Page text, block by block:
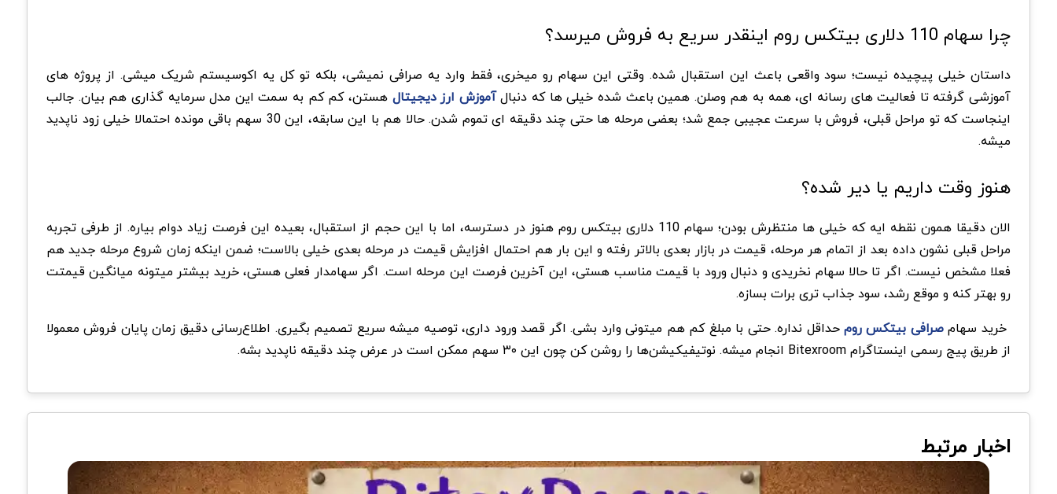
چرا سهام 110 دلاری بیتکس روم اینقدر سریع به فروش میرسد؟
داستان خیلی پیچیده نیست؛ سود واقعی باعث این استقبال شده. وقتی این سهام رو میخری، فقط وارد یه صرافی نمیشی، بلکه تو کل یه اکوسیستم شریک میشی. از پروژه های
آموزشی گرفته تا فعالیت های رسانه ای، همه به هم وصلن. همین باعث شده خیلی ها که دنبال آموزش ارز دیجیتال هستن، کم کم به سمت این مدل سرمایه گذاری هم بیان. جالب
اینجاست که تو مراحل قبلی، فروش با سرعت عجیبی جمع شد؛ بعضی مرحله ها حتی چند دقیقه ای تموم شدن. حالا هم با این سابقه، این 30 سهم باقی مونده احتمالا خیلی زود ناپدید
میشه.
هنوز وقت داریم یا دیر شده؟
الان دقیقا همون نقطه ایه که خیلی ها منتظرش بودن؛ سهام 110 دلاری بیتکس روم هنوز در دسترسه، اما با این حجم از استقبال، بعیده این فرصت زیاد دوام بیاره. از طرفی تجربه
مراحل قبلی نشون داده بعد از اتمام هر مرحله، قیمت در بازار بعدی بالاتر رفته و این بار هم احتمال افزایش قیمت در مرحله بعدی خیلی بالاست؛ ضمن اینکه زمان شروع مرحله جدید هم
فعلا مشخص نیست. اگر تا حالا سهام نخریدی و دنبال ورود با قیمت مناسب هستی، این آخرین فرصت این مرحله است. اگر سهامدار فعلی هستی، خرید بیشتر میتونه میانگین قیمتت
رو بهتر کنه و موقع رشد، سود جذاب تری برات بسازه.
خرید سهامصرافی بیتکس رومحداقل نداره. حتی با مبلغ کم هم میتونی وارد بشی. اگر قصد ورود داری، توصیه میشه سریع تصمیم بگیری. اطلاع‌رسانی دقیق زمان پایان فروش معمولا
از طریق پیج رسمی اینستاگرام Bitexroom انجام میشه. نوتیفیکیشن‌ها را روشن کن چون این ۳۰ سهم ممکن است در عرض چند دقیقه ناپدید بشه.
اخبار مرتبط